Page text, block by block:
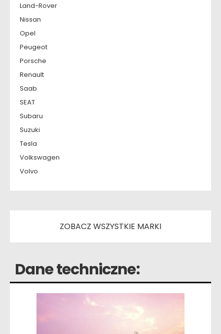
Land-Rover
Nissan
Opel
Peugeot
Porsche
Renault
Saab
SEAT
Subaru
Suzuki
Tesla
Volkswagen
Volvo
ZOBACZ WSZYSTKIE MARKI
Dane techniczne: